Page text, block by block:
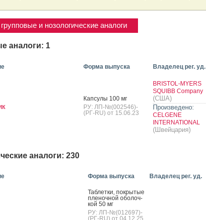
и нозологические аналоги
аналоги: 1
Форма выпуска Владелец рег. уд.
Кап­су­лы 100 мг
РУ: ЛП-№(002546)-
(РГ-RU) от 15.06.23
BRISTOL-MYERS
SQUIBB Company
(США)
Произведено:
CELGENE
INTERNATIONAL
(Швейцария)
аналоги: 230
Форма выпуска Владелец рег. уд.
Таб­летки, пок­ры­тые
пле­ноч­ной обо­лоч­
кой 50 мг
РУ: ЛП-№(012697)-
(РГ-RU) от 04.12.25